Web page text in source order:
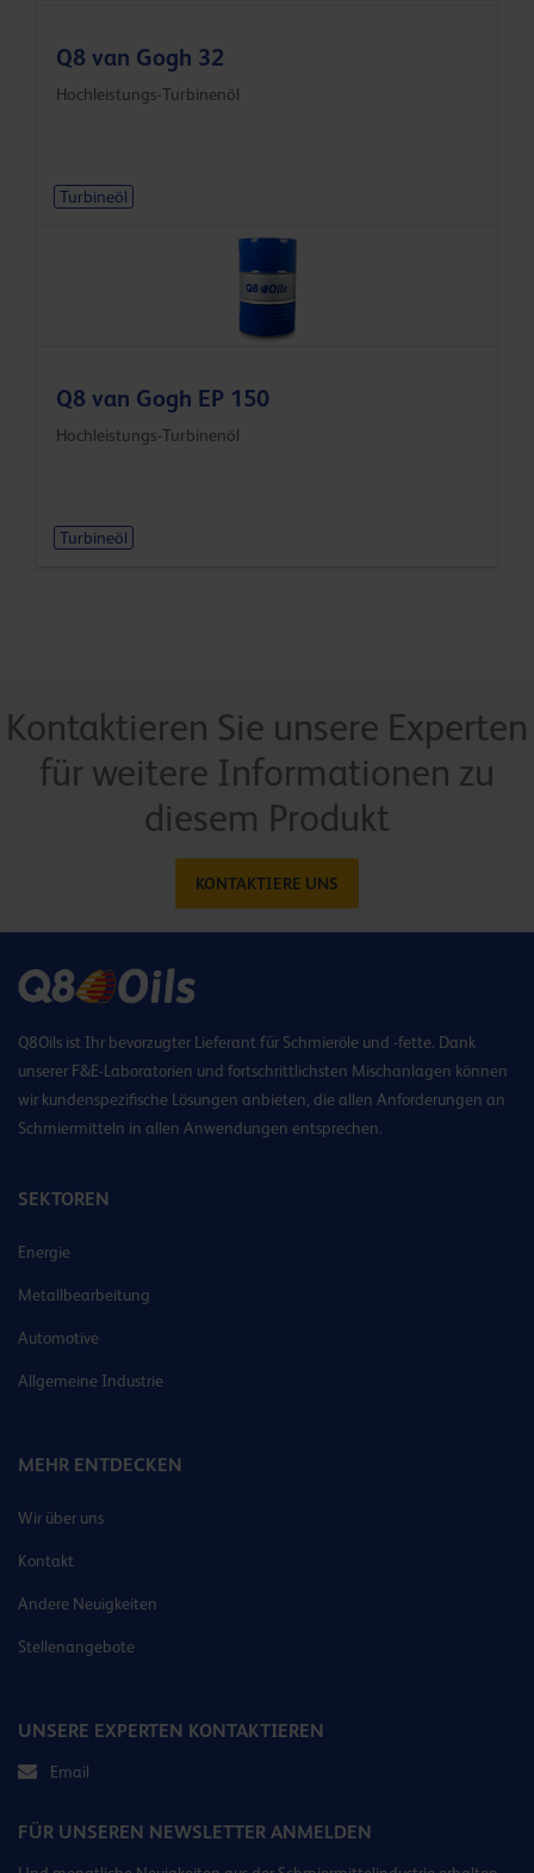
Q8 van Gogh 32
Hochleistungs-Turbinenöl
Turbineöl
Q8 van Gogh EP 150
Hochleistungs-Turbinenöl
Turbineöl
Kontaktieren Sie unsere Experten
für weitere Informationen zu
diesem Produkt
KONTAKTIERE UNS
Q8Oils ist Ihr bevorzugter Lieferant für Schmieröle und -fette. Dank
unserer F&E-Laboratorien und fortschrittlichsten Mischanlagen können
wir kundenspezifische Lösungen anbieten, die allen Anforderungen an
Schmiermitteln in allen Anwendungen entsprechen.
SEKTOREN
Energie
Metallbearbeitung
Automotive
Allgemeine Industrie
MEHR ENTDECKEN
Wir über uns
Kontakt
Andere Neuigkeiten
Stellenangebote
UNSERE EXPERTEN KONTAKTIEREN
Email
FÜR UNSEREN NEWSLETTER ANMELDEN